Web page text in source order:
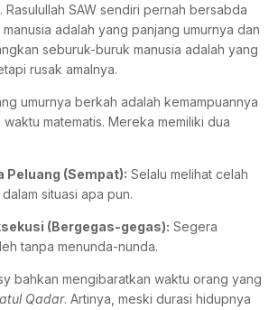
Rasulullah SAW sendiri pernah bersabda
adalah yang panjang umurnya dan
seburuk-buruk manusia adalah yang
rusak amalnya.
umurnya berkah adalah kemampuannya
matematis. Mereka memiliki dua
Peluang (Sempat): Selalu melihat celah
situasi apa pun.
(Bergegas-gegas): Segera
tanpa menunda-nunda.
bahkan mengibaratkan waktu orang yang
Qadar. Artinya, meski durasi hidupnya